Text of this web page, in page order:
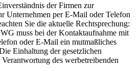
der Firmen zur
Unternehmen per E-Mail oder Telefon
Sie die aktuelle Rechtsprechung:
muss bei der Kontaktaufnahme mit
oder E-Mail ein mutmaßliches
Einhaltung der gesetzlichen
des werbetreibenden